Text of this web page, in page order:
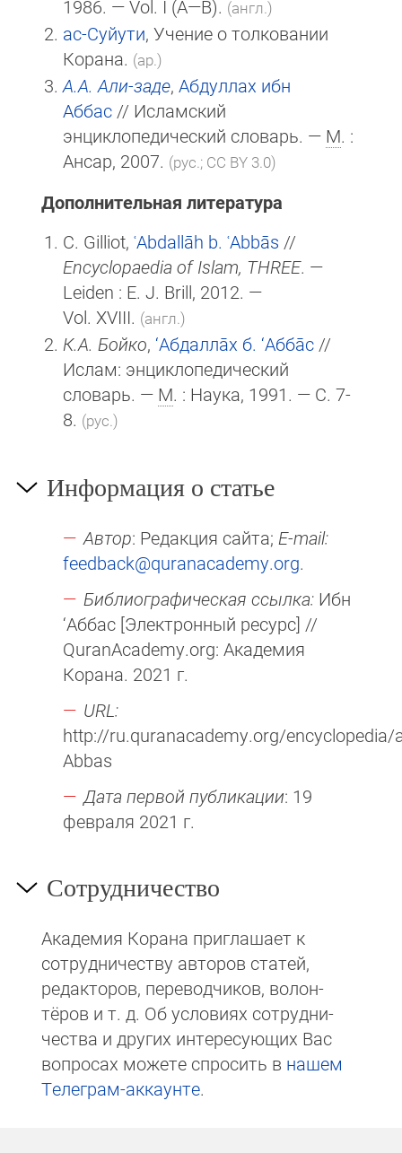
1986. — Vol. I (A—B). (англ.)
ас-Суйути, Учение о толковании
Корана. (ар.)
А.А. Али-заде, Абдуллах ибн
Аббас // Исламский
энциклопедический словарь. — М. :
Ансар, 2007. (рус.; CC BY 3.0)
Дополнительная литература
C. Gilliot, ʿAbdallāh b. ʿAbbās //
Encyclopaedia of Islam, THREE. —
Leiden : E. J. Brill, 2012. —
Vol. XVIII. (англ.)
К.А. Бойко, ‘Абдалла̄х б. ‘Абба̄с //
Ислам: энциклопедический
словарь. — М. : Наука, 1991. — С. 7-
8. (рус.)
Информация о статье
Автор: Редакция сайта; E-mail:
feedback@quranacademy.org.
Библиографическая ссылка: Ибн
‘Аббас [Электронный ресурс] //
QuranAcademy.org: Академия
Корана. 2021 г.
URL:
http://ru.quranacademy.org/encyclopedia/
Abbas
Дата первой публикации: 19
февраля 2021 г.
Сотрудничество
Академия Корана при­гла­ша­ет к
сотруд­ни­чест­ву авторов статей,
редакто­ров, пере­вод­чи­ков, волон­
тёров и т. д. Об ус­ло­виях сотрудни­
чест­ва и других интере­сую­щих Вас
вопросах мо­же­те спросить в на­шем
Те­ле­грам-ак­каунте.